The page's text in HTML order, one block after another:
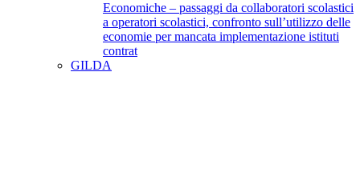
Economiche – passaggi da collaboratori scolastici
a operatori scolastici, confronto sull’utilizzo delle
economie per mancata implementazione istituti
contrat
GILDA